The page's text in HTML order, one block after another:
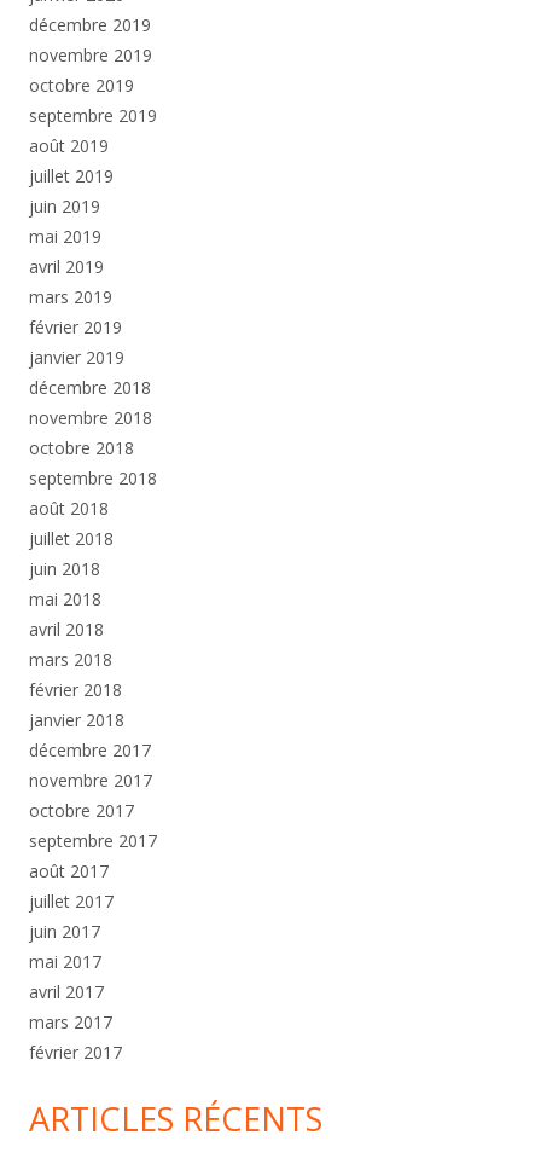
décembre 2019
novembre 2019
octobre 2019
septembre 2019
août 2019
juillet 2019
juin 2019
mai 2019
avril 2019
mars 2019
février 2019
janvier 2019
décembre 2018
novembre 2018
octobre 2018
septembre 2018
août 2018
juillet 2018
juin 2018
mai 2018
avril 2018
mars 2018
février 2018
janvier 2018
décembre 2017
novembre 2017
octobre 2017
septembre 2017
août 2017
juillet 2017
juin 2017
mai 2017
avril 2017
mars 2017
février 2017
ARTICLES RÉCENTS